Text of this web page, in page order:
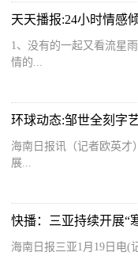
天天播报:24小时情感
1、没有的一起又看流星
情的...
环球动态:邹世全刻字
海南日报讯（记者欧英才
展...
快播：三亚持续开展“
海南日报三亚1月19日电(